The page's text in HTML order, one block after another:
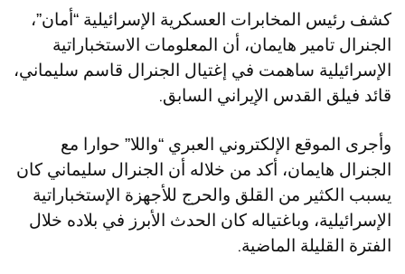
كشف رئيس المخابرات العسكرية الإسرائيلية “أمان”،
الجنرال تامير هايمان، أن المعلومات الاستخباراتية
الإسرائيلية ساهمت في إغتيال الجنرال قاسم سليماني،
قائد فيلق القدس الإيراني السابق.
وأجرى الموقع الإلكتروني العبري “واللا” حوارا مع
الجنرال هايمان، أكد من خلاله أن الجنرال سليماني كان
يسبب الكثير من القلق والحرج للأجهزة الإستخباراتية
الإسرائيلية، وباغتياله كان الحدث الأبرز في بلاده خلال
الفترة القليلة الماضية.